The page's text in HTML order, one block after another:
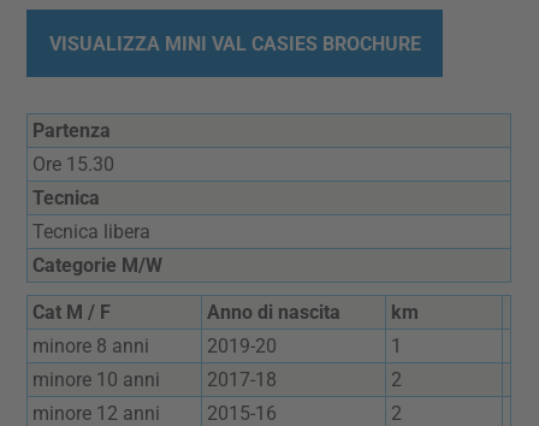
VISUALIZZA MINI VAL CASIES BROCHURE
Partenza
Ore 15.30
Tecnica
Tecnica libera
Categorie M/W
Cat M / F Anno di nascita
km
minore 8 anni
2019-20
1
minore 10 anni
2017-18
2
minore 12 anni
2015-16
2